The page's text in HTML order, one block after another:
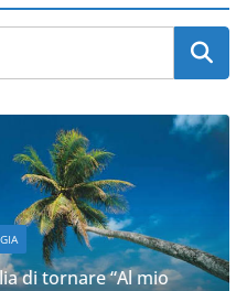
di tornare “Al mio